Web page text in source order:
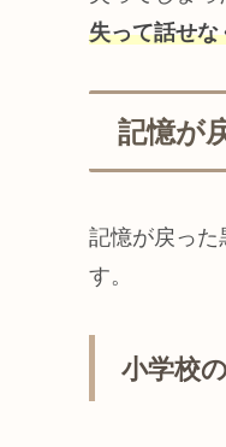
失って話せな
記憶が
記憶が戻った
す。
小学校